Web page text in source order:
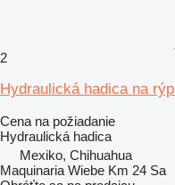
2
Hydraulická hadica na
Cena na požiadanie
Hydraulická hadica
Mexiko, Chihuahua
Maquinaria Wiebe Km 24 Sa